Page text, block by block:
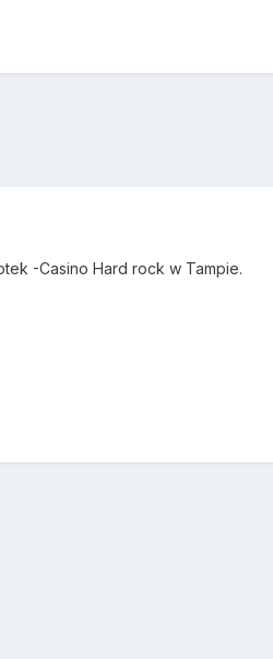
-Casino Hard rock w Tampie.